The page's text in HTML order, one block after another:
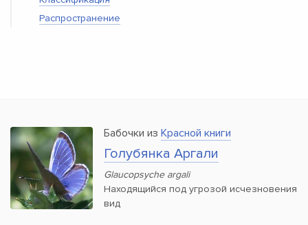
Распространение
Бабочки из Красной книги
Голубянка Аргали
Glaucopsyche argali
Находящийся под угрозой исчезновения
вид